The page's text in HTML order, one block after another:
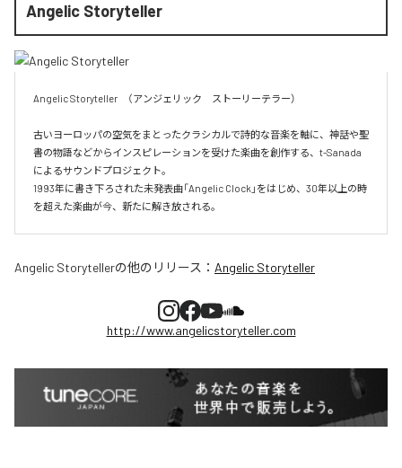
Angelic Storyteller
Angelic Storyteller　（アンジェリック　ストーリーテラー）
古いヨーロッパの空気をまとったクラシカルで詩的な音楽を軸に、神話や聖
書の物語などからインスピレーションを受けた楽曲を創作する、t-Sanada
によるサウンドプロジェクト。
1993年に書き下ろされた未発表曲「Angelic Clock」をはじめ、30年以上の時
を超えた楽曲が今、新たに解き放される。
Angelic Storytellerの他のリリース： Angelic Storyteller
http://www.angelicstoryteller.com